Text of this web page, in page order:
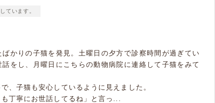
ています。
かりの子猫を発見。土曜日の夕方で診察時間が過ぎてい
をし、月曜日にこちらの動物病院に連絡して子猫をみて
、子猫も安心しているように見えました。
丁寧にお世話してるね」と言っ...